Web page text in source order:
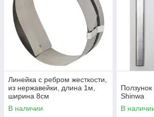
Линейка с ребром жесткости,
из нержавейки, длина 1м,
ширина 8см
В наличии
Shinwa
В